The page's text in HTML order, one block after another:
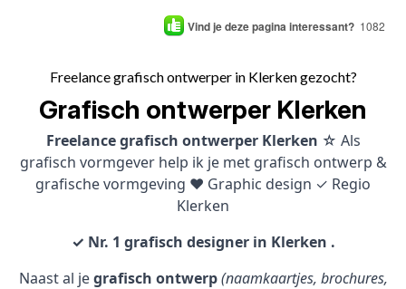
Vind je deze pagina interessant? 1082
Freelance grafisch ontwerper in Klerken gezocht?
Grafisch ontwerper Klerken
Freelance grafisch ontwerper Klerken ☆ Als
grafisch vormgever help ik je met grafisch ontwerp &
grafische vormgeving ♥ Graphic design ✓ Regio
Klerken
✓ Nr. 1 grafisch designer in Klerken .
Naast al jegrafisch ontwerp (naamkaartjes, brochures,